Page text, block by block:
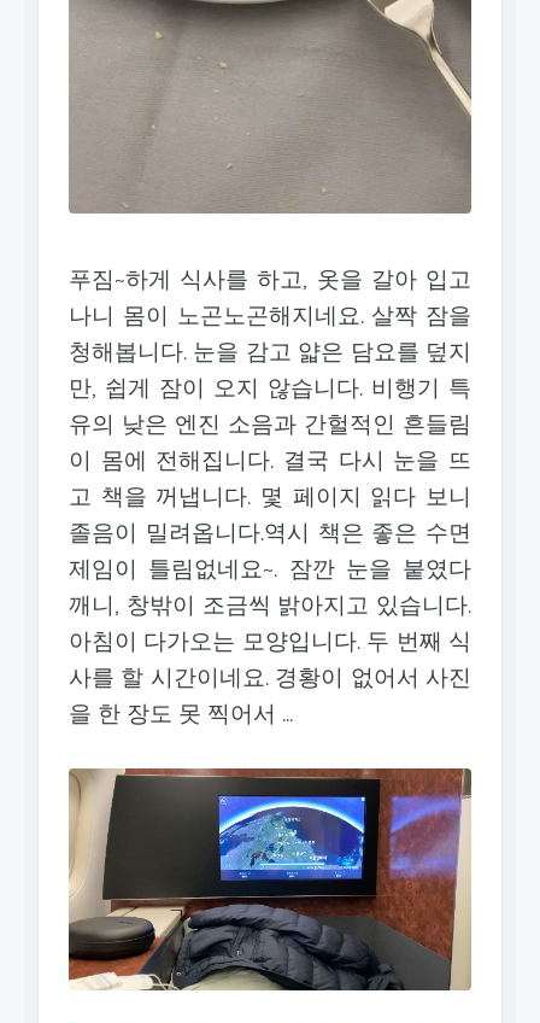
푸짐~하게 식사를 하고, 옷을 갈아 입고
나니 몸이 노곤노곤해지네요. 살짝 잠을
청해봅니다. 눈을 감고 얇은 담요를 덮지
만, 쉽게 잠이 오지 않습니다. 비행기 특
유의 낮은 엔진 소음과 간헐적인 흔들림
이 몸에 전해집니다. 결국 다시 눈을 뜨
고 책을 꺼냅니다. 몇 페이지 읽다 보니
졸음이 밀려옵니다.역시 책은 좋은 수면
제임이 틀림없네요~. 잠깐 눈을 붙였다
깨니, 창밖이 조금씩 밝아지고 있습니다.
아침이 다가오는 모양입니다. 두 번째 식
사를 할 시간이네요. 경황이 없어서 사진
을 한 장도 못 찍어서 ...